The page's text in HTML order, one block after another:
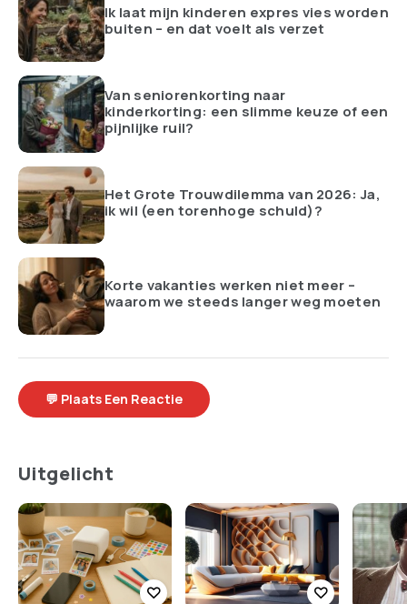
Ik laat mijn kinderen expres vies worden
buiten – en dat voelt als verzet
Van seniorenkorting naar
kinderkorting: een slimme keuze of een
pijnlijke ruil?
Het Grote Trouwdilemma van 2026: Ja,
ik wil (een torenhoge schuld)?
Korte vakanties werken niet meer –
waarom we steeds langer weg moeten
💬 Plaats Een Reactie
Uitgelicht